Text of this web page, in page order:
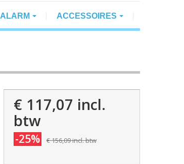
ALARM ACCESSOIRES
€ 117,07 incl.
btw
-25% € 156,09incl. btw